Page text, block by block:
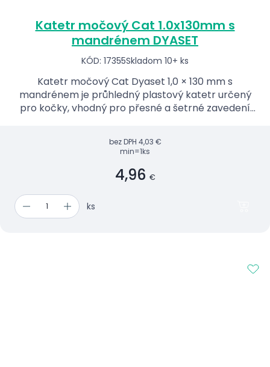
Katetr močový Cat 1.0x130mm s
mandrénem DYASET
KÓD: 17355Skladom 10+ ks
Katetr močový Cat Dyaset 1,0 × 130 mm s
mandrénem je průhledný plastový katetr určený
pro kočky, vhodný pro přesné a šetrné zavedení
bez DPH 4,03 €
min=1ks
4,96 €
ks